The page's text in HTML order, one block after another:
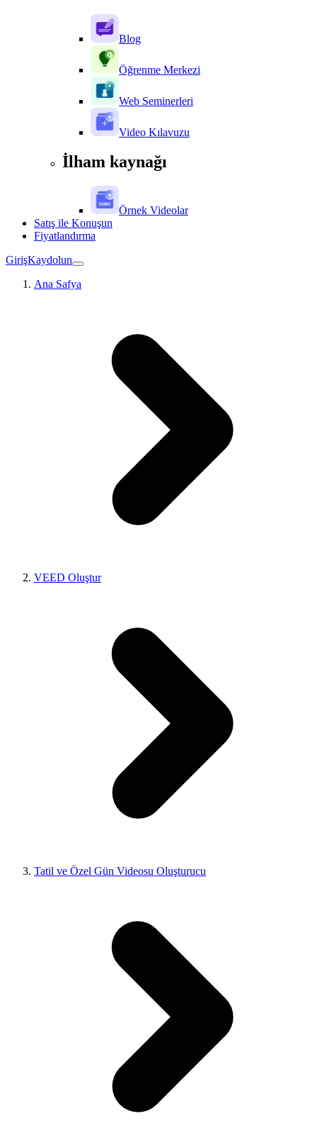
Blog
Öğrenme Merkezi
Web Seminerleri
Video Kılavuzu
İlham kaynağı
Örnek Videolar
Satış ile Konuşun
Fiyatlandırma
GirişKaydolun
Ana Safya
VEED Oluştur
Tatil ve Özel Gün Videosu Oluşturucu